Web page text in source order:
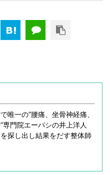
唯一の”腰痛、坐骨神経痛、
専門院エーパシの井上洋人
探し出し結果をだす整体師